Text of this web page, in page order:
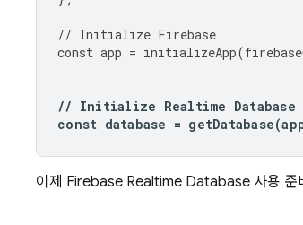
// Initialize Firebase
const app = initializeApp(
// Initialize Realtime Database
const database = getDatabase(
이제 Firebase Realtime Database 사용 준